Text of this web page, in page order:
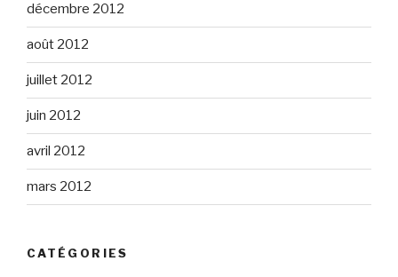
décembre 2012
août 2012
juillet 2012
juin 2012
avril 2012
mars 2012
CATÉGORIES